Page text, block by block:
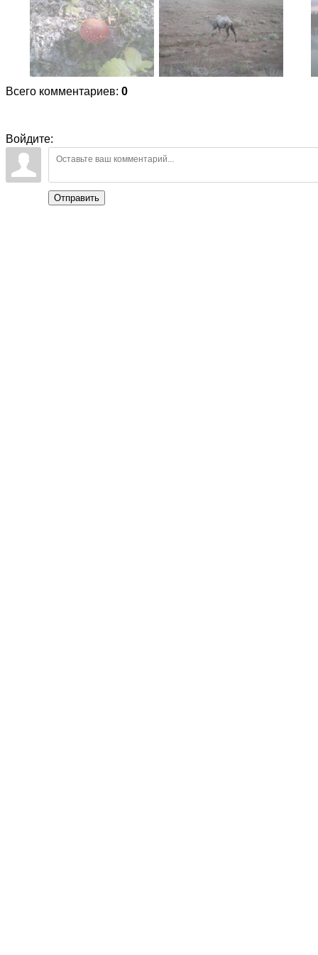
Всего комментариев: 0
Войдите:
Отправить